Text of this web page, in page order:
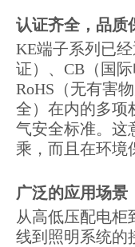
认证齐全，品质
KE端子系列已
证）、CB（国际
RoHS（无有害
全）在内的多项
气安全标准。这
乘，而且在环境
广泛的应用场景
从高低压配电柜
线到照明系统的